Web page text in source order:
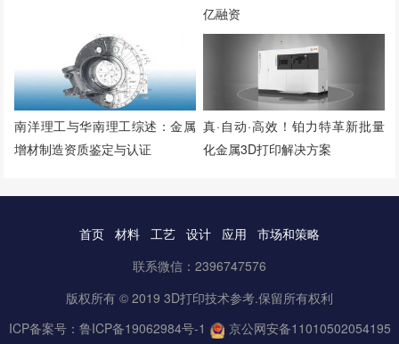
亿融资
南洋理工与华南理工综述：金属
增材制造资质鉴定与认证
真·自动·高效！铂力特革新批量
化金属3D打印解决方案
首页 材料 工艺 设计 应用
市场和策略
联系微信：2396747576
版权所有 © 2019 3D打印技术参考.保留所有权利
ICP备案号： 鲁ICP备19062984号-1 京公网安备11010502054195